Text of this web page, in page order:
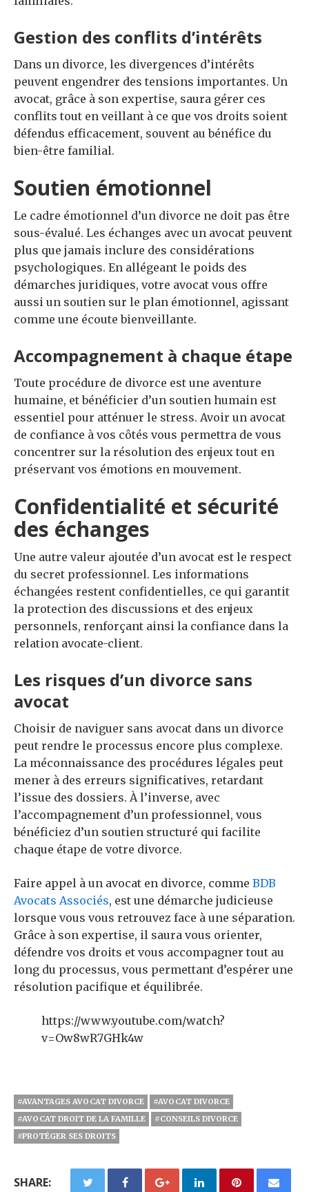
Gestion des conflits d’intérêts
Dans un divorce, les divergences d’intérêts
peuvent engendrer des tensions importantes. Un
avocat, grâce à son expertise, saura gérer ces
conflits tout en veillant à ce que vos droits soient
défendus efficacement, souvent au bénéfice du
bien-être familial.
Soutien émotionnel
Le cadre émotionnel d’un divorce ne doit pas être
sous-évalué. Les échanges avec un avocat peuvent
plus que jamais inclure des considérations
psychologiques. En allégeant le poids des
démarches juridiques, votre avocat vous offre
aussi un soutien sur le plan émotionnel, agissant
comme une écoute bienveillante.
Accompagnement à chaque étape
Toute procédure de divorce est une aventure
humaine, et bénéficier d’un soutien humain est
essentiel pour atténuer le stress. Avoir un avocat
de confiance à vos côtés vous permettra de vous
concentrer sur la résolution des enjeux tout en
préservant vos émotions en mouvement.
Confidentialité et sécurité
des échanges
Une autre valeur ajoutée d’un avocat est le respect
du secret professionnel. Les informations
échangées restent confidentielles, ce qui garantit
la protection des discussions et des enjeux
personnels, renforçant ainsi la confiance dans la
relation avocate-client.
Les risques d’un divorce sans
avocat
Choisir de naviguer sans avocat dans un divorce
peut rendre le processus encore plus complexe.
La méconnaissance des procédures légales peut
mener à des erreurs significatives, retardant
l’issue des dossiers. À l’inverse, avec
l’accompagnement d’un professionnel, vous
bénéficiez d’un soutien structuré qui facilite
chaque étape de votre divorce.
Faire appel à un avocat en divorce, comme BDB
Avocats Associés, est une démarche judicieuse
lorsque vous vous retrouvez face à une séparation.
Grâce à son expertise, il saura vous orienter,
défendre vos droits et vous accompagner tout au
long du processus, vous permettant d’espérer une
résolution pacifique et équilibrée.
https://www.youtube.com/watch?
v=Ow8wR7GHk4w
#AVANTAGES AVOCAT DIVORCE
#AVOCAT DIVORCE
#AVOCAT DROIT DE LA FAMILLE
#CONSEILS DIVORCE
#PROTÉGER SES DROITS
SHARE: